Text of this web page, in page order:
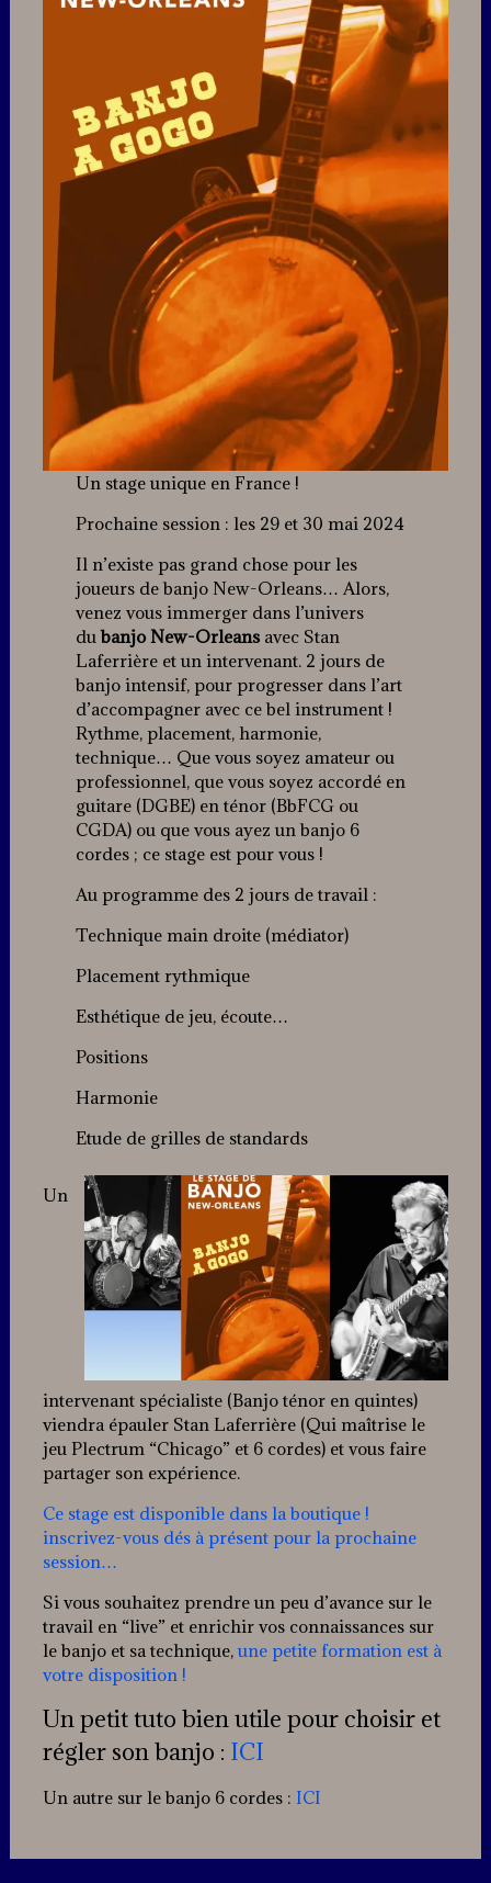
Un stage unique en France !
Prochaine session : les 29 et 30 mai 2024
Il n’existe pas grand chose pour les
joueurs de banjo New-Orleans… Alors,
venez vous immerger dans l’univers
dubanjo New-Orleansavec Stan
Laferrière et un intervenant. 2 jours de
banjo intensif, pour progresser dans l’art
d’accompagner avec ce bel instrument !
Rythme, placement, harmonie,
technique… Que vous soyez amateur ou
professionnel, que vous soyez accordé en
guitare (DGBE) en ténor (BbFCG ou
CGDA) ou que vous ayez un banjo 6
cordes ; ce stage est pour vous !
Au programme des 2 jours de travail :
Technique main droite (médiator)
Placement rythmique
Esthétique de jeu, écoute…
Positions
Harmonie
Etude de grilles de standards
Un
intervenant spécialiste (Banjo ténor en quintes)
viendra épauler Stan Laferrière (Qui maîtrise le
jeu Plectrum “Chicago” et 6 cordes) et vous faire
partager son expérience.
Ce stage est disponible dans la boutique !
inscrivez-vous dés à présent pour la prochaine
session…
Si vous souhaitez prendre un peu d’avance sur le
travail en “live” et enrichir vos connaissances sur
le banjo et sa technique, une petite formation est à
votre disposition !
Un petit tuto bien utile pour choisir et
régler son banjo : ICI
Un autre sur le banjo 6 cordes : ICI